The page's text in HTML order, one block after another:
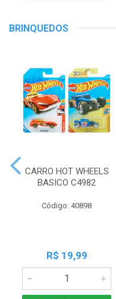
BRINQUEDOS
CARRO HOT WHEELS
BASICO C4982
Código: 40898
R$ 19,99